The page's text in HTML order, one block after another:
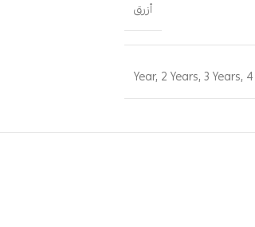
أزرق
, 2 Years,3 Years,